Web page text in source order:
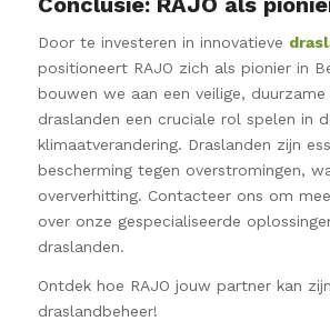
Door te investeren in innovatieve
positioneert RAJO zich als pionier in
bouwen we aan een veilige,
draslanden een cruciale rol spelen in
klimaatverandering. Draslanden zijn
bescherming tegen overstromingen,
oververhitting. Contacteer ons om
over onze gespecialiseerde
draslanden.
Ontdek hoe RAJO jouw partner kan
draslandbeheer!